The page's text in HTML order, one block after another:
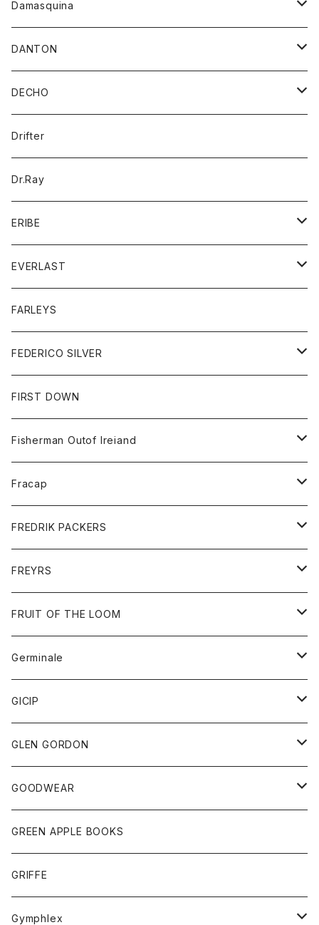
パーカー
Tシャツ
パーカー
ワンピース
ブラウス
キャップ
Damasquina
ウォレット
カードケース
バッグ
DANTON
アウター
コート
ジャケット
アクセサリー
バッグ
キッズ
シャツ
Tシャツ
グッズ
帽子
トップス
シャツ
セーター
ボトム
ショートパンツ
パンツ
レディース
コート
ジャケット
Tシャツ
ボトム
DECHO
帽子
Drifter
Dr.Ray
ERIBE
ニット
EVERLAST
トップス
ジャケット
スエットシャツ
ボトム
スエットパンツ
グッズ
帽子
FARLEYS
FEDERICO SILVER
アクセサリー
FIRST DOWN
Fisherman Outof Ireiand
ニット
Fracap
グッズ
靴
FREDRIK PACKERS
アクセサリー
バッグ
FREYRS
サングラス
FRUIT OF THE LOOM
アウター
パーカー
グッズ
ネクタイ
チーフ
トップス
シャツ
タンクトップ
ボトム
ショートパンツ
スカート
レディース
スカート
Tシャツ
Germinale
靴
サンダル
GICIP
トップス
Tシャツ
GLEN GORDON
グッズ
手袋
GOODWEAR
トップス
Tシャツ
GREEN APPLE BOOKS
GRIFFE
Gymphlex